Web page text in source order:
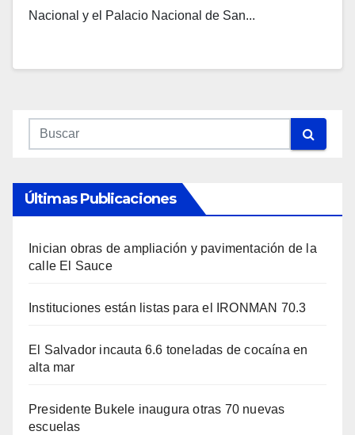
Nacional y el Palacio Nacional de San...
Últimas Publicaciones
Inician obras de ampliación y pavimentación de la
calle El Sauce
Instituciones están listas para el IRONMAN 70.3
El Salvador incauta 6.6 toneladas de cocaína en
alta mar
Presidente Bukele inaugura otras 70 nuevas
escuelas